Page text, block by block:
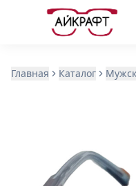
Главная Каталог